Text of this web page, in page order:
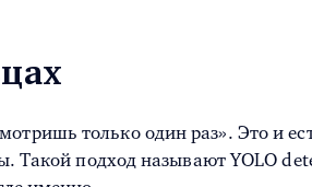
только один раз». Это и
Такой подход называют